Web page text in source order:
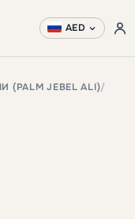
AED
JEBEL ALI)/